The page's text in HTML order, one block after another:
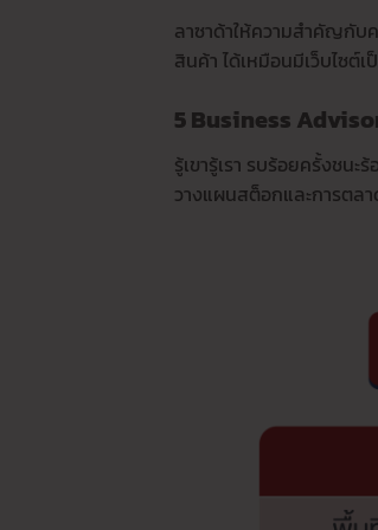
ลาซาด้าให้ความสำคัญกับ
สินค้า ได้เหมือนมีเว็บไซต์เ
5 Business
รู้เขารู้เรา รบร้อยครั้งชน
วางแผนสต็อกและการตล